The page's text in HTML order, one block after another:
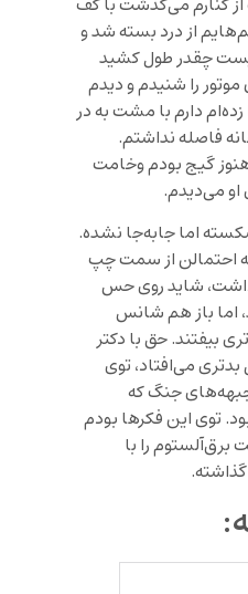
از درد بسته شد و
چقدر طول کشید
را شنیدم و دیدم
زده‌ام دارم با مشت به در‌
فاصله نداشتم.
هنوز گیج بودم وخامت
می‌دیدم.
اما جابه‌جا نشده.
احتمالن از سمت چپ
شاید روی حس
اما باز هم شانس
بیفتند. حق با دکتر
می‌افتاد، توی
جبهه‌های جنگ که
توی این فکرها بودم
را با